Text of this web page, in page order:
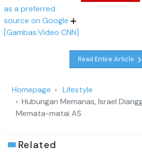
as a preferred
source on Google
[Gambas:Video CNN]
Read Entire Article
Homepage
Lifestyle
Hubungan Memanas, Israel
Memata-matai AS
Related